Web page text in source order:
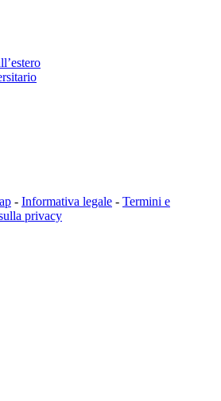
- Informativa legale - Termini e
privacy